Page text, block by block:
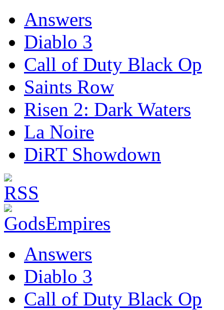
Answers
Diablo 3
Call of Duty Black Op
Saints Row
Risen 2: Dark Waters
La Noire
DiRT Showdown
Answers
Diablo 3
Call of Duty Black Op